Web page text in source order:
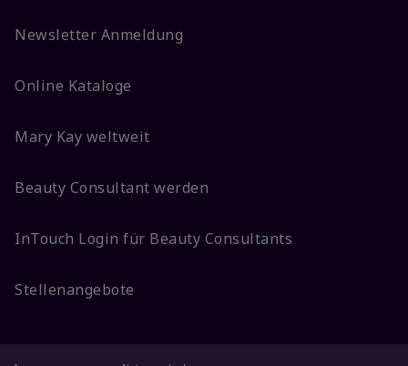
Newsletter Anmeldung
Online Kataloge
Mary Kay weltweit
Beauty Consultant werden
InTouch Login für Beauty Consultants
Stellenangebote